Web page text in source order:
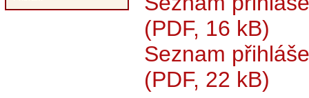
(PDF, 16 kB)
Seznam
(PDF, 22 kB)